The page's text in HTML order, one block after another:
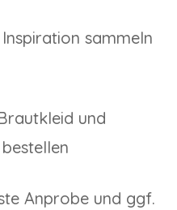
sammeln
und
Anprobe und ggf.